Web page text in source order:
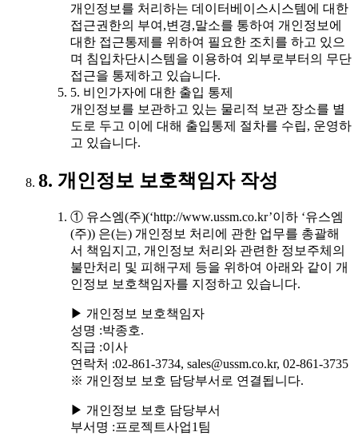
개인정보를 처리하는 데이터베이스시스템에 대한
접근권한의 부여,변경,말소를 통하여 개인정보에
대한 접근통제를 위하여 필요한 조치를 하고 있으
며 침입차단시스템을 이용하여 외부로부터의 무단
접근을 통제하고 있습니다.
5. 비인가자에 대한 출입 통제
개인정보를 보관하고 있는 물리적 보관 장소를 별
도로 두고 이에 대해 출입통제 절차를 수립, 운영하
고 있습니다.
8. 개인정보 보호책임자 작성
① 유스엠(주)(‘http://www.ussm.co.kr’이하 ‘유스엠
(주)) 은(는) 개인정보 처리에 관한 업무를 총괄해
서 책임지고, 개인정보 처리와 관련한 정보주체의
불만처리 및 피해구제 등을 위하여 아래와 같이 개
인정보 보호책임자를 지정하고 있습니다.
▶ 개인정보 보호책임자
성명 :박종호.
직급 :이사
연락처 :02-861-3734, sales@ussm.co.kr, 02-861-3735
※ 개인정보 보호 담당부서로 연결됩니다.
▶ 개인정보 보호 담당부서
부서명 :프로젝트사업1팀